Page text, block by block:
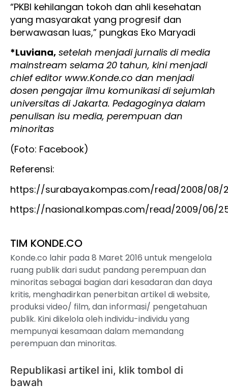
“PKBI kehilangan tokoh dan ahli kesehatan
yang masyarakat yang progresif dan
berwawasan luas,” pungkas Eko Maryadi
*Luviana, setelah menjadi jurnalis di media
mainstream selama 20 tahun, kini menjadi
chief editor www.Konde.co dan menjadi
dosen pengajar ilmu komunikasi di sejumlah
universitas di Jakarta. Pedagoginya dalam
penulisan isu media, perempuan dan
minoritas
(Foto: Facebook)
Referensi:
https://surabaya.kompas.com/read/2008/08/
https://nasional.kompas.com/read/2009/06/
TIM KONDE.CO
Konde.co lahir pada 8 Maret 2016 untuk mengelola
ruang publik dari sudut pandang perempuan dan
minoritas sebagai bagian dari kesadaran dan daya
kritis, menghadirkan penerbitan artikel di website,
produksi video/ film, dan informasi/ pengetahuan
publik. Kini dikelola oleh individu-individu yang
mempunyai kesamaan dalam memandang
perempuan dan minoritas.
Republikasi artikel ini, klik tombol di
bawah